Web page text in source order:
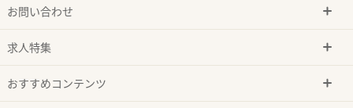
お問い合わせ
求人特集
おすすめコンテンツ